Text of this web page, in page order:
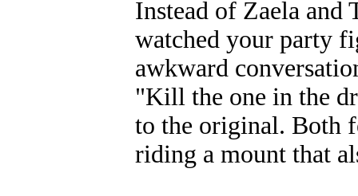
Instead of Zaela and
watched your party
awkward
"Kill the one in the
to the original. Both
riding a mount that